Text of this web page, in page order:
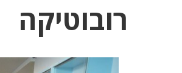
רובוטיקה